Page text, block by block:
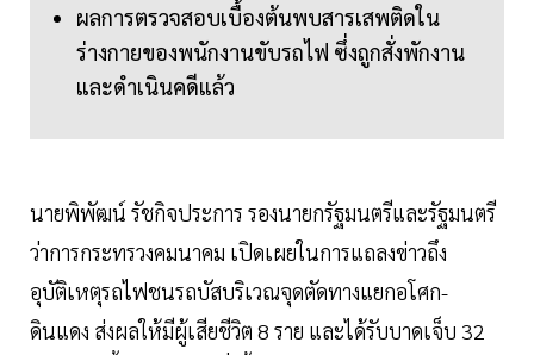
ผลการตรวจสอบเบื้องต้นพบสารเสพติดใน
ร่างกายของพนักงานขับรถไฟ ซึ่งถูกสั่งพักงาน
และดำเนินคดีแล้ว
นายพิพัฒน์ รัชกิจประการ รองนายกรัฐมนตรีและรัฐมนตรี
ว่าการกระทรวงคมนาคม เปิดเผยในการแถลงข่าวถึง
อุบัติเหตุรถไฟชนรถบัสบริเวณจุดตัดทางแยกอโศก-
ดินแดง ส่งผลให้มีผู้เสียชีวิต 8 ราย และได้รับบาดเจ็บ 32